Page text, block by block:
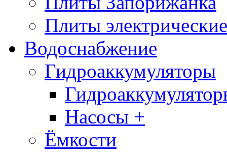
Плиты
Водоснабжение
Гидроаккумуляторы
Насосы +
Ёмкости